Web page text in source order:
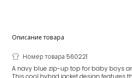
Описание товара
Номер товара 560221
A navy blue zip-up top for baby boys
This cool hybrid jacket design features